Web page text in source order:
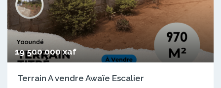
19 500 000 xaf
Terrain A vendre Awaïe Escalier